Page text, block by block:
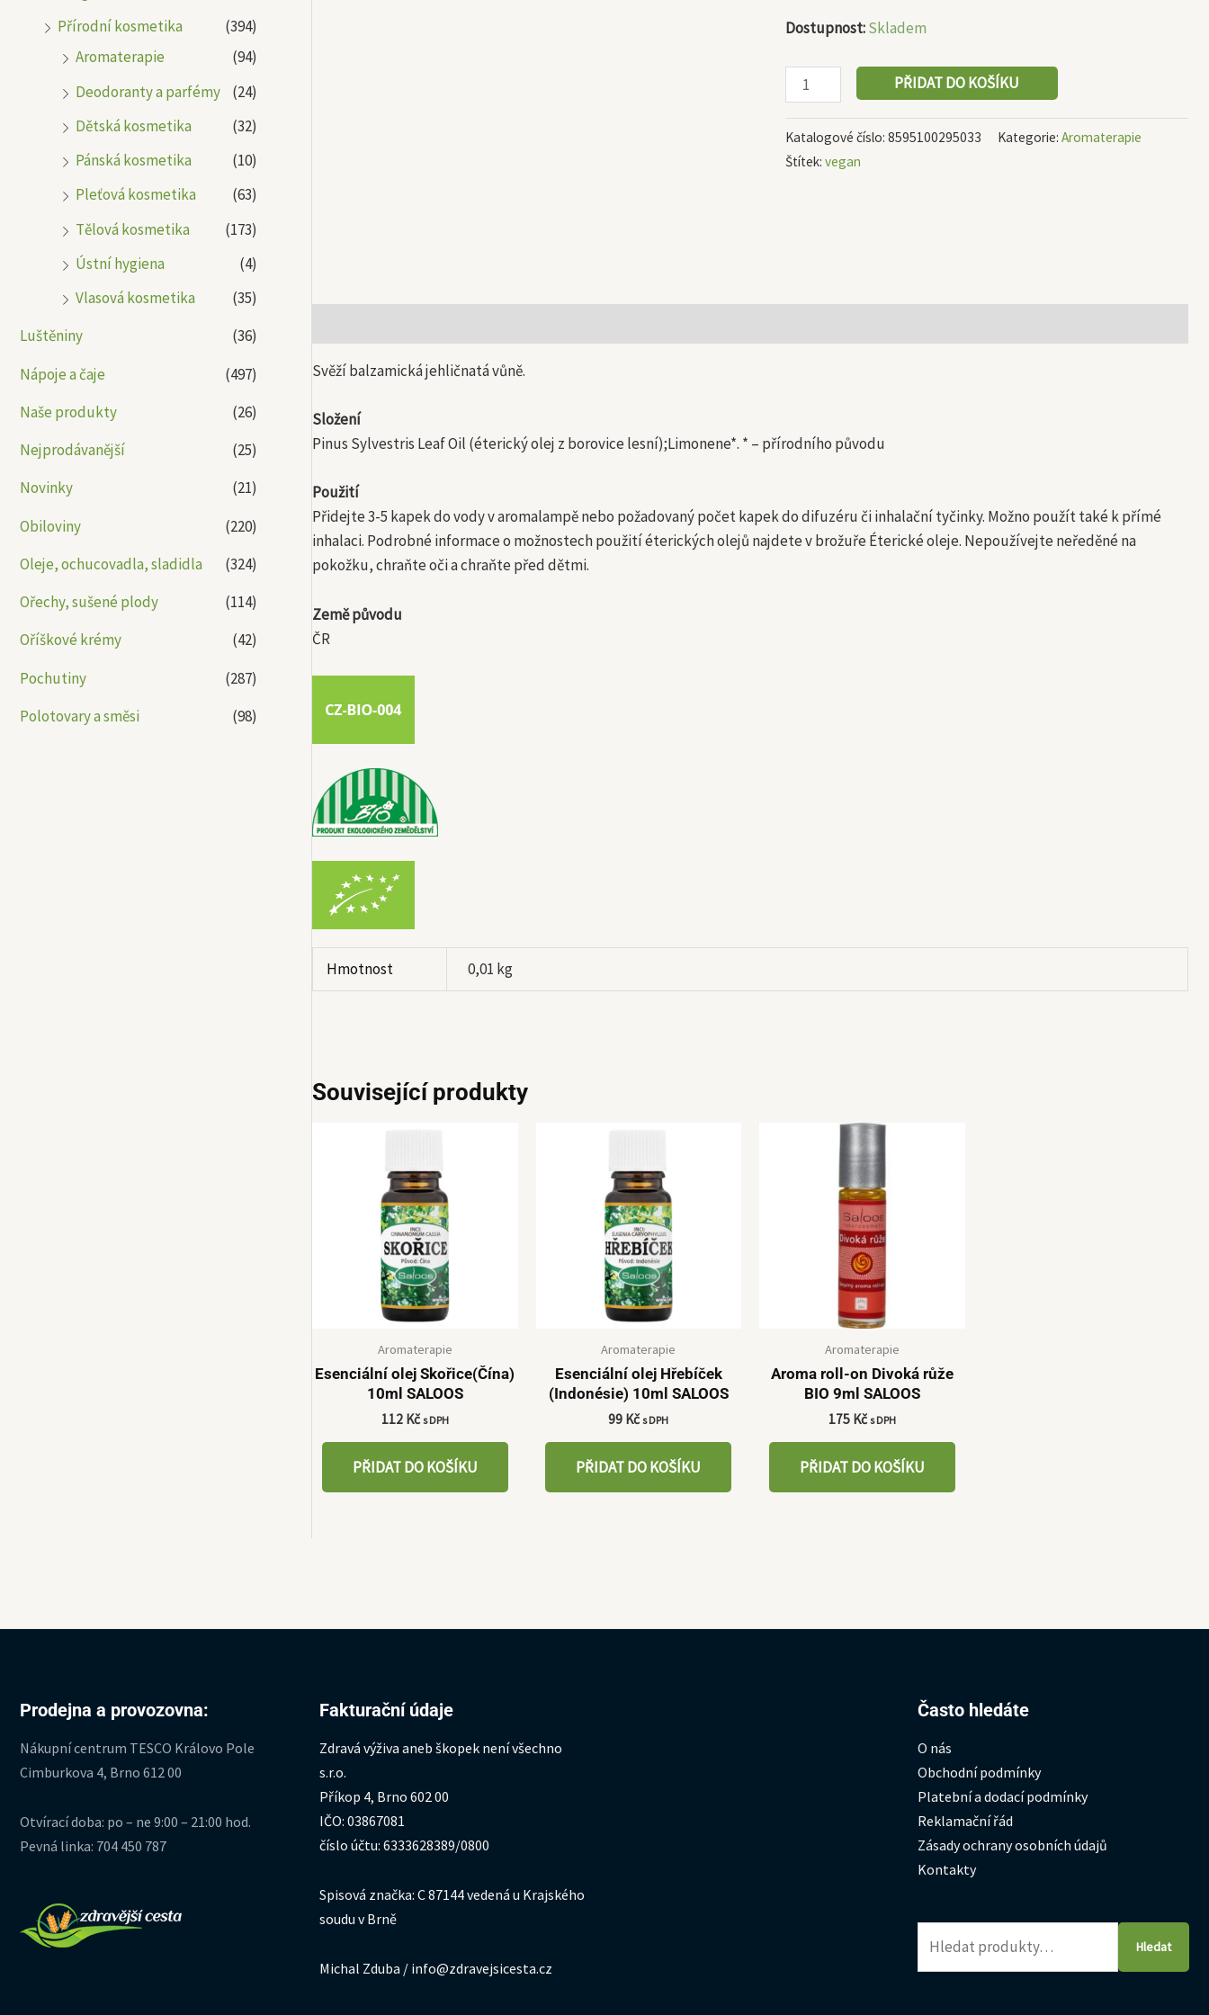
Přírodní kosmetika
(394)
Aromaterapie
(94)
Deodoranty a parfémy
(24)
Dětská kosmetika
(32)
Pánská kosmetika
(10)
Pleťová kosmetika
(63)
Tělová kosmetika
(173)
Ústní hygiena
(4)
Vlasová kosmetika
(35)
Luštěniny
(36)
Nápoje a čaje
(497)
Naše produkty
(26)
Nejprodávanější
(25)
Novinky
(21)
Obiloviny
(220)
Oleje, ochucovadla, sladidla
(324)
Ořechy, sušené plody
(114)
Oříškové krémy
(42)
Pochutiny
(287)
Polotovary a směsi
(98)
Dostupnost:Skladem
PŘIDAT DO KOŠÍKU
Katalogové číslo: 8595100295033 Kategorie: Aromaterapie
Štítek: vegan
Svěží balzamická jehličnatá vůně.
Složení
Pinus Sylvestris Leaf Oil (éterický olej z borovice lesní);Limonene*. * – přírodního původu
Použití
Přidejte 3-5 kapek do vody v aromalampě nebo požadovaný počet kapek do difuzéru či inhalační tyčinky. Možno použít také k přímé
inhalaci. Podrobné informace o možnostech použití éterických olejů najdete v brožuře Éterické oleje. Nepoužívejte neředěné na
pokožku, chraňte oči a chraňte před dětmi.
Země původu
ČR
Hmotnost 0,01 kg
Související produkty
Aromaterapie
Esenciální olej Skořice(Čína)
10ml SALOOS
112 Kč s DPH
PŘIDAT DO KOŠÍKU
Aromaterapie
Esenciální olej Hřebíček
(Indonésie) 10ml SALOOS
99 Kč s DPH
PŘIDAT DO KOŠÍKU
Aromaterapie
Aroma roll-on Divoká růže
BIO 9ml SALOOS
175 Kč s DPH
PŘIDAT DO KOŠÍKU
Prodejna a provozovna:
Nákupní centrum TESCO Královo Pole
Cimburkova 4, Brno 612 00
Otvírací doba: po – ne 9:00 – 21:00 hod.
Pevná linka: 704 450 787
Fakturační údaje
Zdravá výživa aneb škopek není všechno
s.r.o.
Příkop 4, Brno 602 00
IČO: 03867081
číslo účtu: 6333628389/0800
Spisová značka: C 87144 vedená u Krajského
soudu v Brně
Michal Zduba / info@zdravejsicesta.cz
Často hledáte
O nás
Obchodní podmínky
Platební a dodací podmínky
Reklamační řád
Zásady ochrany osobních údajů
Kontakty
Hledat:
Hledat